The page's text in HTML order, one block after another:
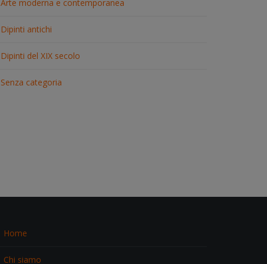
Arte moderna e contemporanea
Dipinti antichi
Dipinti del XIX secolo
Senza categoria
Home
Chi siamo